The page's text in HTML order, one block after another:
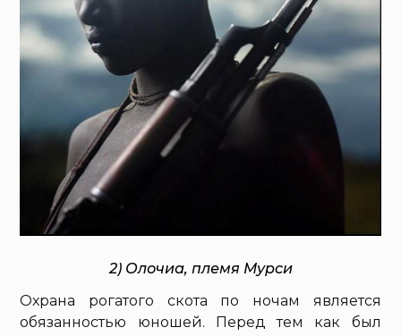
2) Олочиа, племя Мурси
Охрана рогатого скота по ночам является
обязанностью юношей. Перед тем как был